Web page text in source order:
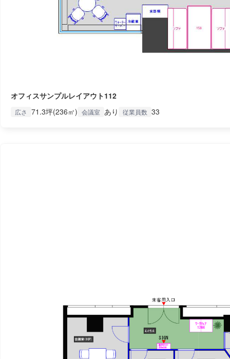
オフィスサンプルレイアウト112
広さ 71.3坪(236㎡) 会議室 あり 従業員数 33